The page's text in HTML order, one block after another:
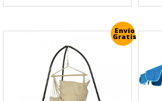
Envío
Gratis